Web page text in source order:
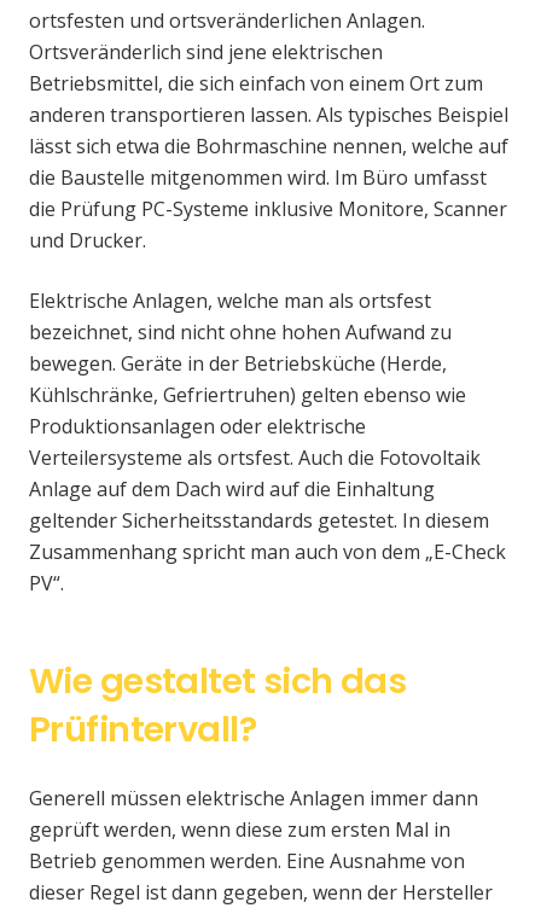
ortsfesten und ortsveränderlichen Anlagen.
Ortsveränderlich sind jene elektrischen
Betriebsmittel, die sich einfach von einem Ort zum
anderen transportieren lassen. Als typisches Beispiel
lässt sich etwa die Bohrmaschine nennen, welche auf
die Baustelle mitgenommen wird. Im Büro umfasst
die Prüfung PC-Systeme inklusive Monitore, Scanner
und Drucker.
Elektrische Anlagen, welche man als ortsfest
bezeichnet, sind nicht ohne hohen Aufwand zu
bewegen. Geräte in der Betriebsküche (Herde,
Kühlschränke, Gefriertruhen) gelten ebenso wie
Produktionsanlagen oder elektrische
Verteilersysteme als ortsfest. Auch die Fotovoltaik
Anlage auf dem Dach wird auf die Einhaltung
geltender Sicherheitsstandards getestet. In diesem
Zusammenhang spricht man auch von dem „E-Check
PV“.
Wie gestaltet sich das
Prüfintervall?
Generell müssen elektrische Anlagen immer dann
geprüft werden, wenn diese zum ersten Mal in
Betrieb genommen werden. Eine Ausnahme von
dieser Regel ist dann gegeben, wenn der Hersteller